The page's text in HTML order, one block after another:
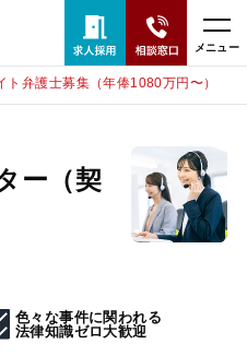
メニュー
弁護士募集（年俸1080万円〜）
ー（契
色々な事件に関われる
法律知識ゼロ大歓迎
全国対応
ら
で相談予約受付中